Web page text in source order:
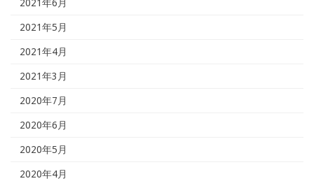
2021年6月
2021年5月
2021年4月
2021年3月
2020年7月
2020年6月
2020年5月
2020年4月